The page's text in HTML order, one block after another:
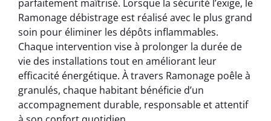
parfaitement maîtrisé. Lorsque la sécurité l’exige, le
Ramonage débistrage est réalisé avec le plus grand
soin pour éliminer les dépôts inflammables.
Chaque intervention vise à prolonger la durée de
vie des installations tout en améliorant leur
efficacité énergétique. À travers Ramonage poêle à
granulés, chaque habitant bénéficie d’un
accompagnement durable, responsable et attentif